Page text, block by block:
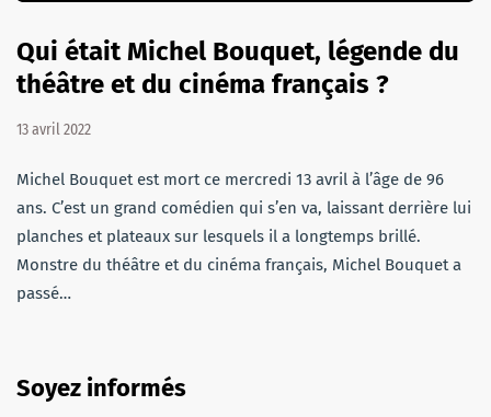
Qui était Michel Bouquet, légende du
théâtre et du cinéma français ?
13 avril 2022
Michel Bouquet est mort ce mercredi 13 avril à l’âge de 96
ans. C’est un grand comédien qui s’en va, laissant derrière lui
planches et plateaux sur lesquels il a longtemps brillé.
Monstre du théâtre et du cinéma français, Michel Bouquet a
passé…
Soyez informés